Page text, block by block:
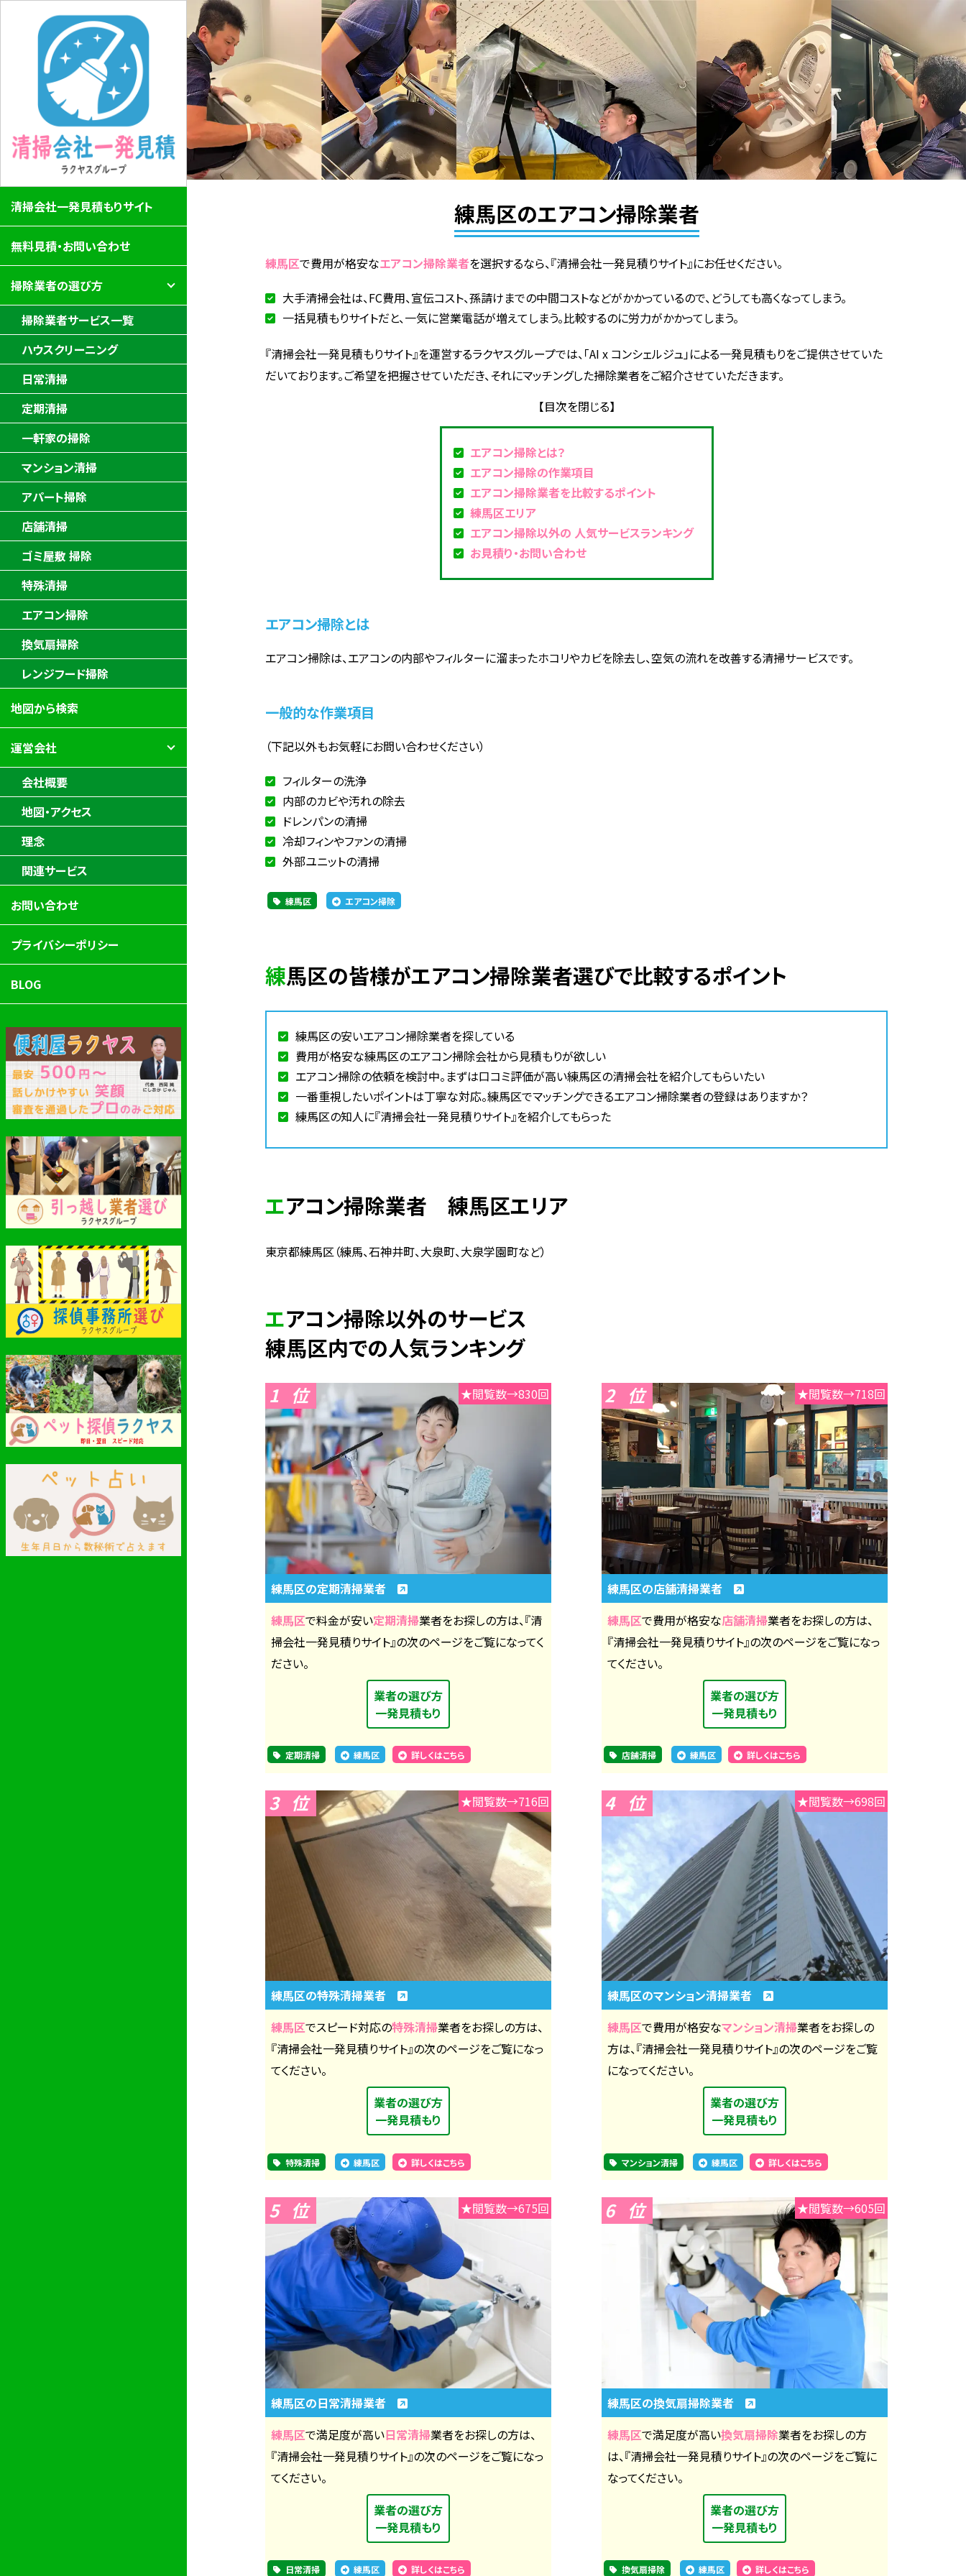
練馬区のエアコン掃除業者
練馬区で費用が格安なエアコン掃除業者を選択するなら、『清掃会社一発見積りサイト』にお任せください。
大手清掃会社は、FC費用、宣伝コスト、孫請けまでの中間コストなどがかかっているので、どうしても高くなってしまう。
一括見積もりサイトだと、一気に営業電話が増えてしまう。比較するのに労力がかかってしまう。
『清掃会社一発見積もりサイト』を運営するラクヤスグループでは、「AI x コンシェルジュ」による一発見積もりをご提供させていた
だいております。ご希望を把握させていただき、それにマッチングした掃除業者をご紹介させていただきます。
エアコン掃除とは？
エアコン掃除の作業項目
エアコン掃除業者を比較するポイント
練馬区エリア
エアコン掃除以外の 人気サービスランキング
お見積り・お問い合わせ
エアコン掃除とは
エアコン掃除は、エアコンの内部やフィルターに溜まったホコリやカビを除去し、空気の流れを改善する清掃サービスです。
一般的な作業項目
（下記以外もお気軽にお問い合わせください）
フィルターの洗浄
内部のカビや汚れの除去
ドレンパンの清掃
冷却フィンやファンの清掃
外部ユニットの清掃
練馬区 エアコン掃除
練馬区の皆様がエアコン掃除業者選びで比較するポイント
練馬区の安いエアコン掃除業者を探している
費用が格安な練馬区のエアコン掃除会社から見積もりが欲しい
エアコン掃除の依頼を検討中。まずは口コミ評価が高い練馬区の清掃会社を紹介してもらいたい
一番重視したいポイントは丁寧な対応。練馬区でマッチングできるエアコン掃除業者の登録はありますか？
練馬区の知人に『清掃会社一発見積りサイト』を紹介してもらった
エアコン掃除業者 練馬区エリア
東京都練馬区（練馬、石神井町、大泉町、大泉学園町など）
エアコン掃除以外のサービス
練馬区内での人気ランキング
1 ★閲覧数→830回
練馬区の定期清掃業者
練馬区で料金が安い定期清掃業者をお探しの方は、『清
掃会社一発見積りサイト』の次のページをご覧になってく
ださい。
業者の選び方
一発見積もり
定期清掃 練馬区 詳しくはこちら
2 ★閲覧数→718回
練馬区の店舗清掃業者
練馬区で費用が格安な店舗清掃業者をお探しの方は、
『清掃会社一発見積りサイト』の次のページをご覧になっ
てください。
業者の選び方
一発見積もり
店舗清掃 練馬区 詳しくはこちら
3 ★閲覧数→716回
練馬区の特殊清掃業者
練馬区でスピード対応の特殊清掃業者をお探しの方は、
『清掃会社一発見積りサイト』の次のページをご覧になっ
てください。
業者の選び方
一発見積もり
特殊清掃 練馬区 詳しくはこちら
4 ★閲覧数→698回
練馬区のマンション清掃業者
練馬区で費用が格安なマンション清掃業者をお探しの
方は、『清掃会社一発見積りサイト』の次のページをご覧
になってください。
業者の選び方
一発見積もり
マンション清掃 練馬区 詳しくはこちら
5 ★閲覧数→675回
練馬区の日常清掃業者
練馬区で満足度が高い日常清掃業者をお探しの方は、
『清掃会社一発見積りサイト』の次のページをご覧になっ
てください。
業者の選び方
一発見積もり
日常清掃 練馬区 詳しくはこちら
6 ★閲覧数→605回
練馬区の換気扇掃除業者
練馬区で満足度が高い換気扇掃除業者をお探しの方
は、『清掃会社一発見積りサイト』の次のページをご覧に
なってください。
業者の選び方
一発見積もり
換気扇掃除 練馬区 詳しくはこちら
清掃会社一発見積もりサイト
無料見積・お問い合わせ
掃除業者の選び方
掃除業者サービス一覧
ハウスクリーニング
日常清掃
定期清掃
一軒家の掃除
マンション清掃
アパート掃除
店舗清掃
ゴミ屋敷 掃除
特殊清掃
エアコン掃除
換気扇掃除
レンジフード掃除
地図から検索
運営会社
会社概要
地図・アクセス
理念
関連サービス
お問い合わせ
プライバシーポリシー
BLOG